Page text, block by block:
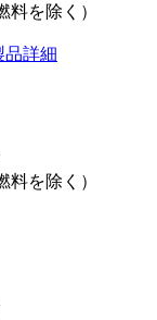
料を除く）
品詳細
料を除く）